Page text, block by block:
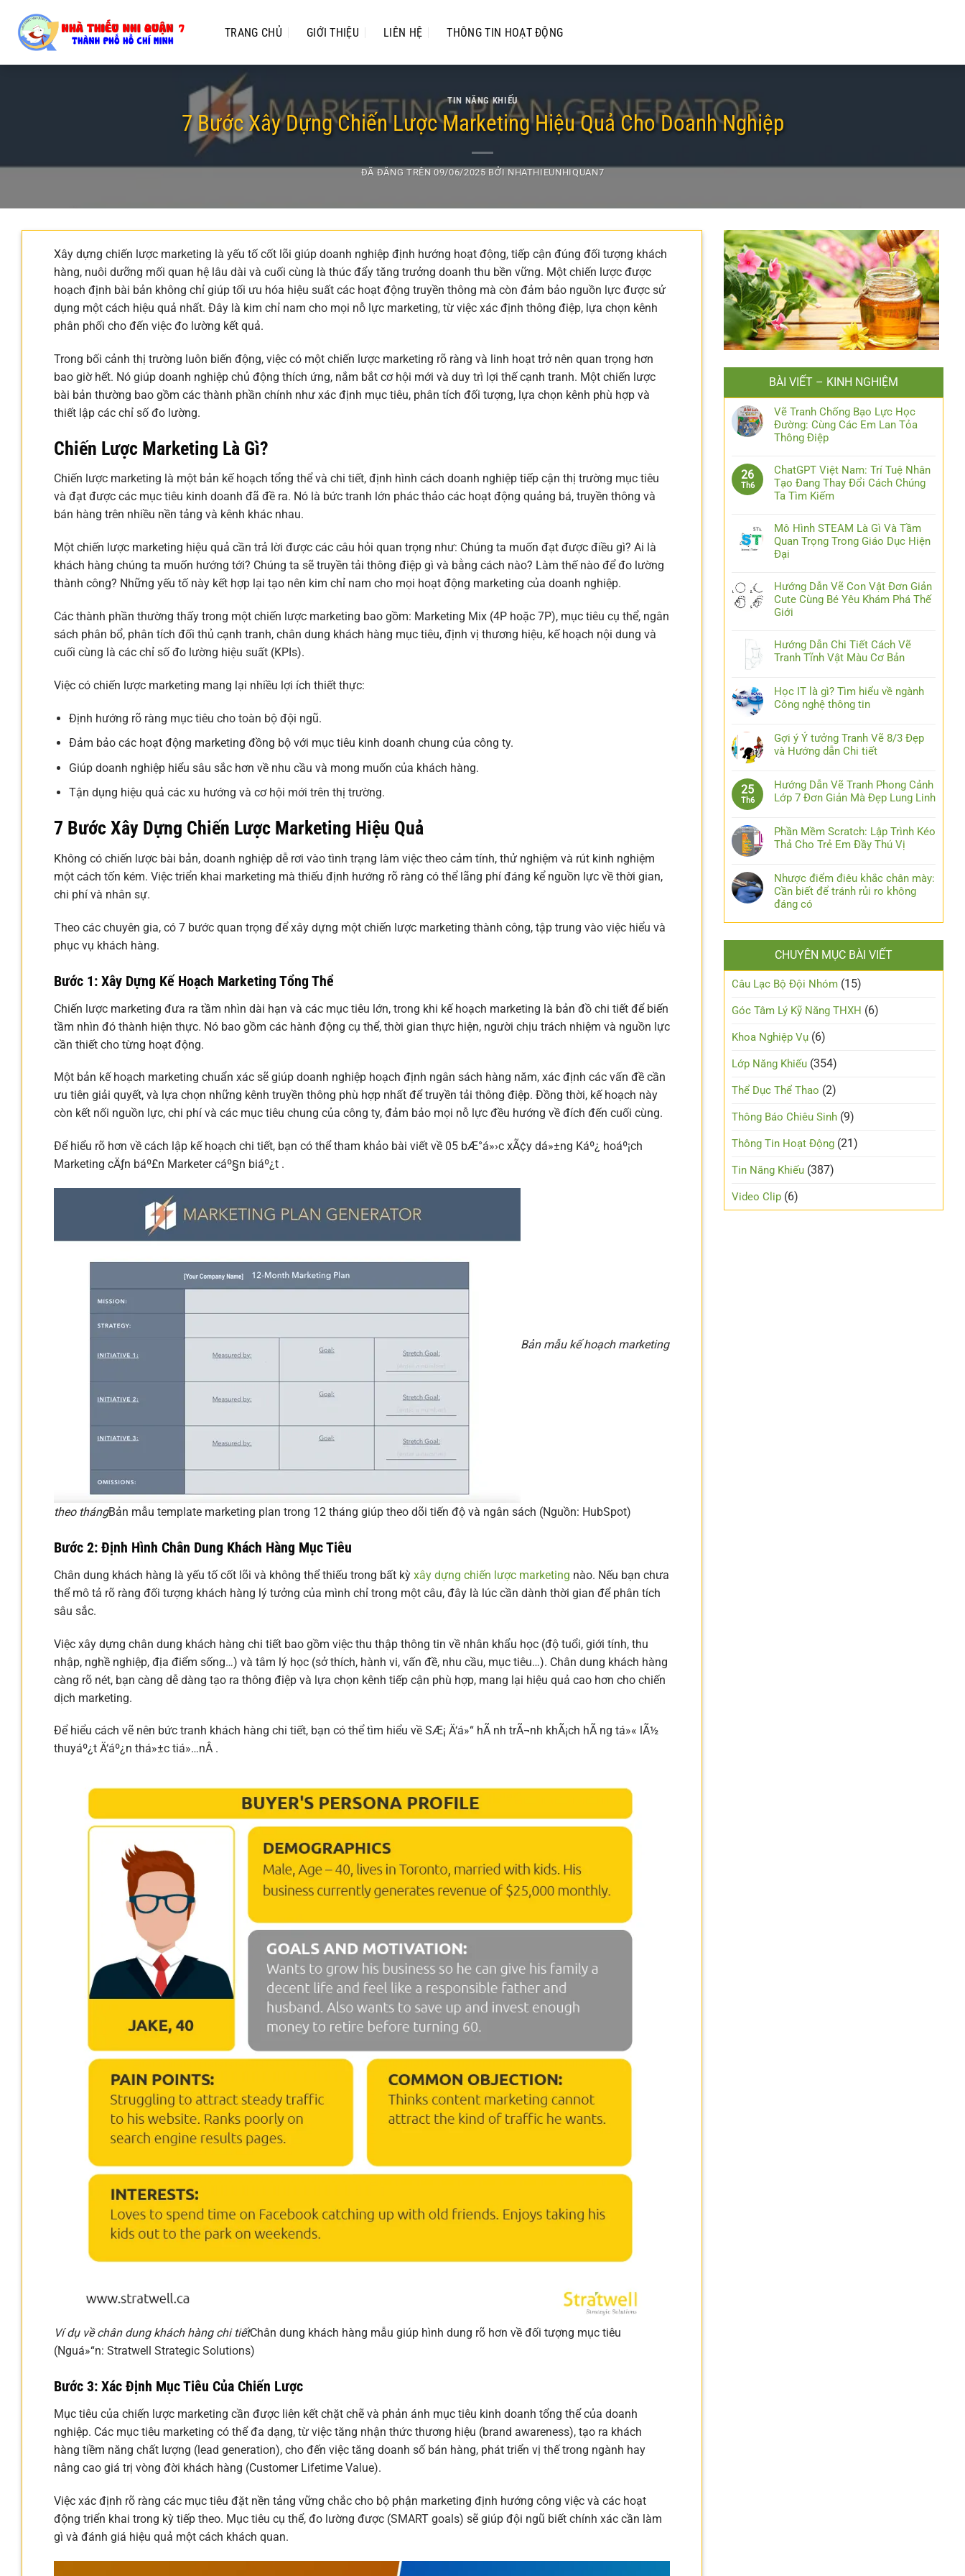
đến
dung
TRANG CHỦ GIỚI THIỆU LIÊN HỆ THÔNG TIN HOẠT ĐỘNG
TIN NĂNG KHIẾU
7 Bước Xây Dựng Chiến Lược Marketing Hiệu Quả Cho Doanh Nghiệp
ĐÃ ĐĂNG TRÊN09/06/2025 BỞI NHATHIEUNHIQUAN7
Xây dựng chiến lược marketing là yếu tố cốt lõi giúp doanh nghiệp định hướng hoạt động, tiếp cận đúng đối tượng khách
hàng, nuôi dưỡng mối quan hệ lâu dài và cuối cùng là thúc đẩy tăng trưởng doanh thu bền vững. Một chiến lược được
hoạch định bài bản không chỉ giúp tối ưu hóa hiệu suất các hoạt động truyền thông mà còn đảm bảo nguồn lực được sử
dụng một cách hiệu quả nhất. Đây là kim chỉ nam cho mọi nỗ lực marketing, từ việc xác định thông điệp, lựa chọn kênh
phân phối cho đến việc đo lường kết quả.
Trong bối cảnh thị trường luôn biến động, việc có một chiến lược marketing rõ ràng và linh hoạt trở nên quan trọng hơn
bao giờ hết. Nó giúp doanh nghiệp chủ động thích ứng, nắm bắt cơ hội mới và duy trì lợi thế cạnh tranh. Một chiến lược
bài bản thường bao gồm các thành phần chính như xác định mục tiêu, phân tích đối tượng, lựa chọn kênh phù hợp và
thiết lập các chỉ số đo lường.
Chiến Lược Marketing Là Gì?
Chiến lược marketing là một bản kế hoạch tổng thể và chi tiết, định hình cách doanh nghiệp tiếp cận thị trường mục tiêu
và đạt được các mục tiêu kinh doanh đã đề ra. Nó là bức tranh lớn phác thảo các hoạt động quảng bá, truyền thông và
bán hàng trên nhiều nền tảng và kênh khác nhau.
Một chiến lược marketing hiệu quả cần trả lời được các câu hỏi quan trọng như: Chúng ta muốn đạt được điều gì? Ai là
khách hàng chúng ta muốn hướng tới? Chúng ta sẽ truyền tải thông điệp gì và bằng cách nào? Làm thế nào để đo lường
thành công? Những yếu tố này kết hợp lại tạo nên kim chỉ nam cho mọi hoạt động marketing của doanh nghiệp.
Các thành phần thường thấy trong một chiến lược marketing bao gồm: Marketing Mix (4P hoặc 7P), mục tiêu cụ thể, ngân
sách phân bổ, phân tích đối thủ cạnh tranh, chân dung khách hàng mục tiêu, định vị thương hiệu, kế hoạch nội dung và
cuối cùng là các chỉ số đo lường hiệu suất (KPIs).
Việc có chiến lược marketing mang lại nhiều lợi ích thiết thực:
Định hướng rõ ràng mục tiêu cho toàn bộ đội ngũ.
Đảm bảo các hoạt động marketing đồng bộ với mục tiêu kinh doanh chung của công ty.
Giúp doanh nghiệp hiểu sâu sắc hơn về nhu cầu và mong muốn của khách hàng.
Tận dụng hiệu quả các xu hướng và cơ hội mới trên thị trường.
7 Bước Xây Dựng Chiến Lược Marketing Hiệu Quả
Không có chiến lược bài bản, doanh nghiệp dễ rơi vào tình trạng làm việc theo cảm tính, thử nghiệm và rút kinh nghiệm
một cách tốn kém. Việc triển khai marketing mà thiếu định hướng rõ ràng có thể lãng phí đáng kể nguồn lực về thời gian,
chi phí và nhân sự.
Theo các chuyên gia, có 7 bước quan trọng để xây dựng một chiến lược marketing thành công, tập trung vào việc hiểu và
phục vụ khách hàng.
Bước 1: Xây Dựng Kế Hoạch Marketing Tổng Thể
Chiến lược marketing đưa ra tầm nhìn dài hạn và các mục tiêu lớn, trong khi kế hoạch marketing là bản đồ chi tiết để biến
tầm nhìn đó thành hiện thực. Nó bao gồm các hành động cụ thể, thời gian thực hiện, người chịu trách nhiệm và nguồn lực
cần thiết cho từng hoạt động.
Một bản kế hoạch marketing chuẩn xác sẽ giúp doanh nghiệp hoạch định ngân sách hàng năm, xác định các vấn đề cần
ưu tiên giải quyết, và lựa chọn những kênh truyền thông phù hợp nhất để truyền tải thông điệp. Đồng thời, kế hoạch này
còn kết nối nguồn lực, chi phí và các mục tiêu chung của công ty, đảm bảo mọi nỗ lực đều hướng về đích đến cuối cùng.
Để hiểu rõ hơn về cách lập kế hoạch chi tiết, bạn có thể tham khảo bài viết về 05 bÆ°á»›c xÃ¢y dá»±ng Káº¿ hoáº¡ch
Marketing cÄƒn báº£n Marketer cáº§n biáº¿t .
Bản mẫu kế hoạch marketing
theo thángBản mẫu template marketing plan trong 12 tháng giúp theo dõi tiến độ và ngân sách (Nguồn: HubSpot)
Bước 2: Định Hình Chân Dung Khách Hàng Mục Tiêu
Chân dung khách hàng là yếu tố cốt lõi và không thể thiếu trong bất kỳ xây dựng chiến lược marketing nào. Nếu bạn chưa
thể mô tả rõ ràng đối tượng khách hàng lý tưởng của mình chỉ trong một câu, đây là lúc cần dành thời gian để phân tích
sâu sắc.
Việc xây dựng chân dung khách hàng chi tiết bao gồm việc thu thập thông tin về nhân khẩu học (độ tuổi, giới tính, thu
nhập, nghề nghiệp, địa điểm sống…) và tâm lý học (sở thích, hành vi, vấn đề, nhu cầu, mục tiêu…). Chân dung khách hàng
càng rõ nét, bạn càng dễ dàng tạo ra thông điệp và lựa chọn kênh tiếp cận phù hợp, mang lại hiệu quả cao hơn cho chiến
dịch marketing.
Để hiểu cách vẽ nên bức tranh khách hàng chi tiết, bạn có thể tìm hiểu về SÆ¡ Ä‘á»“ hÃ nh trÃ¬nh khÃ¡ch hÃ ng tá»« lÃ½
thuyáº¿t Ä‘áº¿n thá»±c tiá»…nÂ .
Ví dụ về chân dung khách hàng chi tiếtChân dung khách hàng mẫu giúp hình dung rõ hơn về đối tượng mục tiêu
(Nguá»“n: Stratwell Strategic Solutions)
Bước 3: Xác Định Mục Tiêu Của Chiến Lược
Mục tiêu của chiến lược marketing cần được liên kết chặt chẽ và phản ánh mục tiêu kinh doanh tổng thể của doanh
nghiệp. Các mục tiêu marketing có thể đa dạng, từ việc tăng nhận thức thương hiệu (brand awareness), tạo ra khách
hàng tiềm năng chất lượng (lead generation), cho đến việc tăng doanh số bán hàng, phát triển vị thế trong ngành hay
nâng cao giá trị vòng đời khách hàng (Customer Lifetime Value).
Việc xác định rõ ràng các mục tiêu đặt nền tảng vững chắc cho bộ phận marketing định hướng công việc và các hoạt
động triển khai trong kỳ tiếp theo. Mục tiêu cụ thể, đo lường được (SMART goals) sẽ giúp đội ngũ biết chính xác cần làm
gì và đánh giá hiệu quả một cách khách quan.
BÀI VIẾT – KINH NGHIỆM
Vẽ Tranh Chống Bạo Lực Học
Đường: Cùng Các Em Lan Tỏa
Thông Điệp
26
Th6
ChatGPT Việt Nam: Trí Tuệ Nhân
Tạo Đang Thay Đổi Cách Chúng
Ta Tìm Kiếm
Mô Hình STEAM Là Gì Và Tầm
Quan Trọng Trong Giáo Dục Hiện
Đại
Hướng Dẫn Vẽ Con Vật Đơn Giản
Cute Cùng Bé Yêu Khám Phá Thế
Giới
Hướng Dẫn Chi Tiết Cách Vẽ
Tranh Tĩnh Vật Màu Cơ Bản
Học IT là gì? Tìm hiểu về ngành
Công nghệ thông tin
Gợi ý Ý tưởng Tranh Vẽ 8/3 Đẹp
và Hướng dẫn Chi tiết
25
Th6
Hướng Dẫn Vẽ Tranh Phong Cảnh
Lớp 7 Đơn Giản Mà Đẹp Lung Linh
Phần Mềm Scratch: Lập Trình Kéo
Thả Cho Trẻ Em Đầy Thú Vị
Nhược điểm điêu khắc chân mày:
Cần biết để tránh rủi ro không
đáng có
CHUYÊN MỤC BÀI VIẾT
Câu Lạc Bộ Đội Nhóm (15)
Góc Tâm Lý Kỹ Năng THXH (6)
Khoa Nghiệp Vụ (6)
Lớp Năng Khiếu (354)
Thể Dục Thể Thao (2)
Thông Báo Chiêu Sinh (9)
Thông Tin Hoạt Động (21)
Tin Năng Khiếu (387)
Video Clip (6)